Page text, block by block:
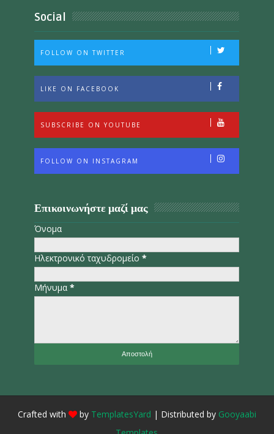
Social
FOLLOW ON TWITTER
LIKE ON FACEBOOK
SUBSCRIBE ON YOUTUBE
FOLLOW ON INSTAGRAM
Επικοινωνήστε μαζί μας
Όνομα
Ηλεκτρονικό ταχυδρομείο*
Μήνυμα*
Crafted with by TemplatesYard | Distributed by Gooyaabi